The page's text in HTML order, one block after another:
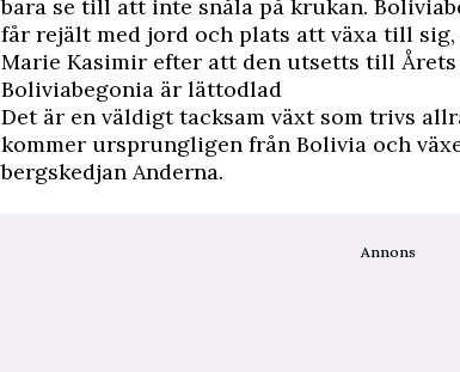
bara se till att inte snåla på krukan.
får rejält med jord och plats att växa till
Marie Kasimir efter att den utsetts till Årets
Boliviabegonia är lättodlad
Det är en väldigt tacksam växt som trivs
kommer ursprungligen från Bolivia och
bergskedjan Anderna.
Annons